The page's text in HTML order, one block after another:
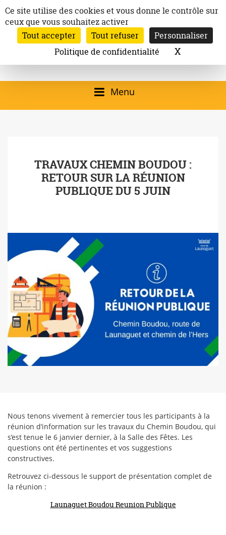
au
contenu
Ville de
Launaguet
Site officiel de la
Mairie de
Launaguet (31140)
qui présente la ville,
programmation
culturelle, la vie
Inscription à la newsletter
Email:
Rechercher
Menu
TRAVAUX CHEMIN BOUDOU :
RETOUR SUR LA RÉUNION
PUBLIQUE DU 5 JUIN
Nous tenons vivement à remercier tous les participants à la
réunion d’information sur les travaux du Chemin Boudou, qui
s’est tenue le 6 janvier dernier, à la Salle des Fêtes. Les
questions ont été pertinentes et vos suggestions
constructives.
Retrouvez ci-dessous le support de présentation complet de
la réunion :
Launaguet Boudou Reunion Publique
Panneau de gestion des cookies
Ce site utilise des cookies et vous donne le contrôle sur
ceux que vous souhaitez activer
Tout accepter
Tout refuser
Personnaliser
Politique de confidentialité
XMasquer